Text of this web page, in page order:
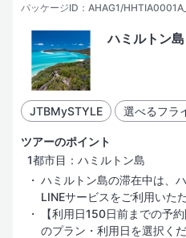
パッケージID：AHAG1/
ハミルトン
JTBMySTYLE 選べるフラ
ツアーのポイント
1都市目：ハミルトン島
ハミルトン島の滞在中は、
LINEサービスをご利用いた
【利用日150日前までの予
のプラン・利用日を選択くだ